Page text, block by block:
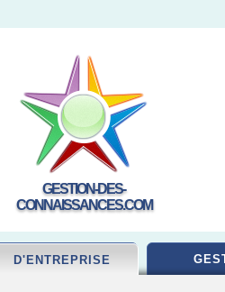
GESTION-DES-
CONNAISSANCES.COM
D'ENTREPRISE